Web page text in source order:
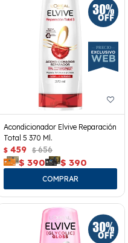
Acondicionador Elvive Reparación
Total 5 370 Ml.
$ 459 $ 656
$ 390 $ 390